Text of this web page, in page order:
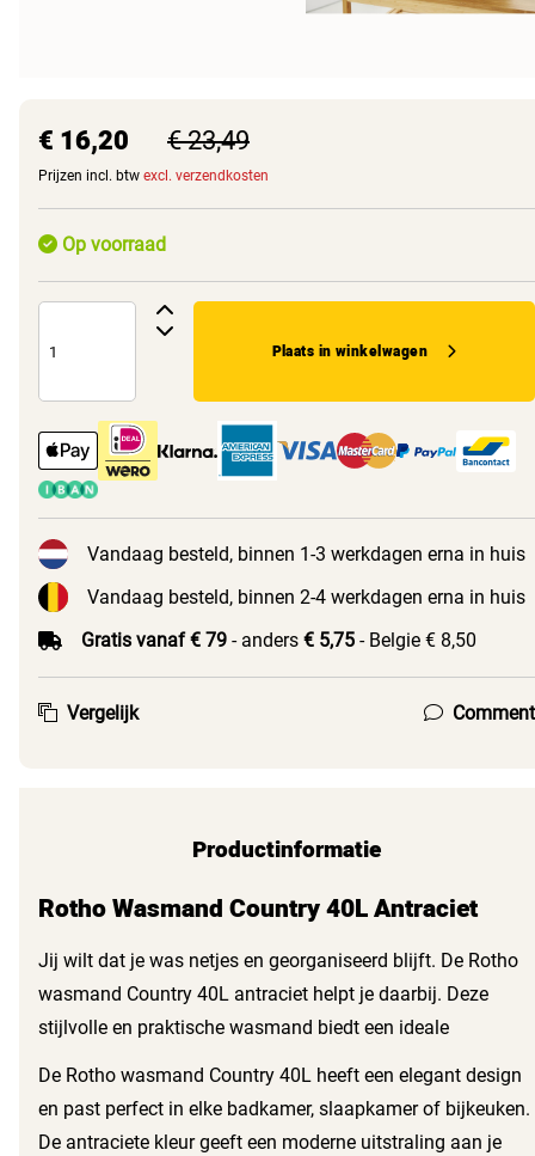
€ 16,20 € 23,49
Prijzen incl. btw excl. verzendkosten
Op voorraad
Plaats in winkelwagen
Vandaag besteld, binnen 1-3 werkdagen erna in huis
Vandaag besteld, binnen 2-4 werkdagen erna in huis
Gratis vanaf € 79 - anders € 5,75 - Belgie € 8,50
Vergelijk Comment
Productinformatie
Rotho Wasmand Country 40L Antraciet
Jij wilt dat je was netjes en georganiseerd blijft. De Rotho
wasmand Country 40L antraciet helpt je daarbij. Deze
stijlvolle en praktische wasmand biedt een ideale
De Rotho wasmand Country 40L heeft een elegant design
en past perfect in elke badkamer, slaapkamer of bijkeuken.
De antraciete kleur geeft een moderne uitstraling aan je